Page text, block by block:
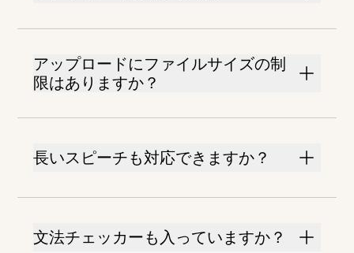
アップロードにファイルサイズの制
限はありますか？
長いスピーチも対応できますか？
文法チェッカーも入っていますか？